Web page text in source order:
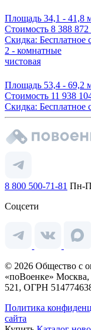
Площадь 34,1 - 41,8
Стоимость 8 388 872
Скидка: Бесплатное
2 - комнатные
чистовая
Площадь 53,4 - 69,2
Стоимость 11 938
Скидка: Бесплатное
8 800 500-71-81 Пн-
Соцсети
© 2026 Общество с
«поВоенке»
521, ОГРН
Политика
сайта